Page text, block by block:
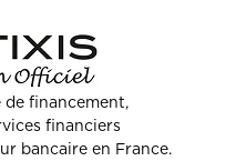
de financement,
financiers
bancaire en France.